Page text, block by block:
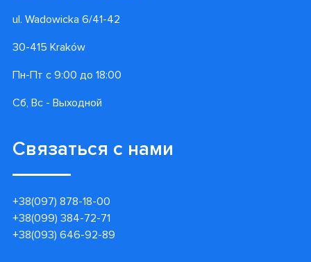
ul. Wadowicka 6/41-42
30-415 Kraków
Пн-Пт с 9:00 до 18:00
Сб, Вс - Выходной
Связаться с нами
+38(097) 878-18-00
+38(099) 384-72-71
+38(093) 646-92-89